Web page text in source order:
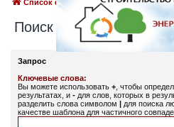
Список форумов Поиск
Поиск
Запрос
Ключевые слова:
Вы можете использовать + , чтобы
результатах, и - для слов, которых в
разделить слова символом | для поиска
качестве шаблона для частичного